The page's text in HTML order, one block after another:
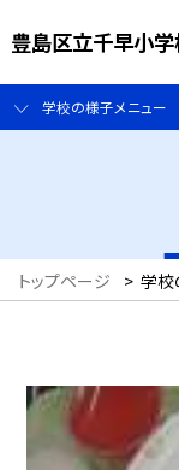
豊島区立千早小
学校の様子メニュー
トップページ > 学校